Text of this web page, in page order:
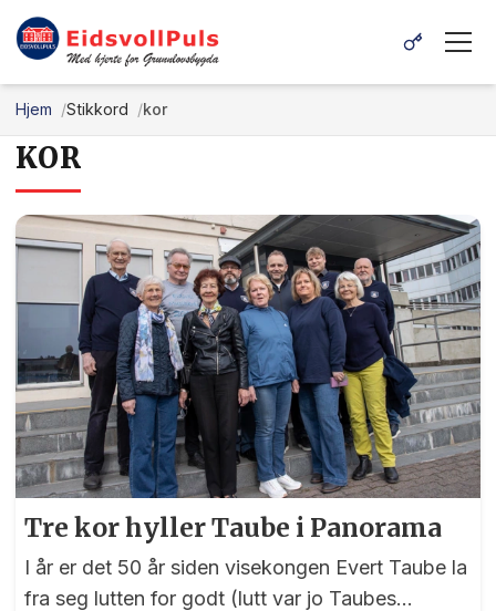
Hjem Stikkord kor
KOR
Tre kor hyller Taube i Panorama
I år er det 50 år siden visekongen Evert Taube la
fra seg lutten for godt (lutt var jo Taubes